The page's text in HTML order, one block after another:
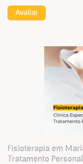
Avaliar
Fisioterapia em
Tratamento